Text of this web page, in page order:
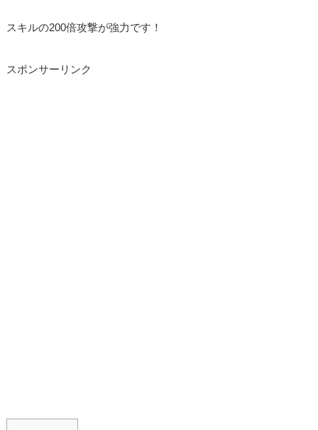
スキルの200倍攻撃が強力です！
スポンサーリンク